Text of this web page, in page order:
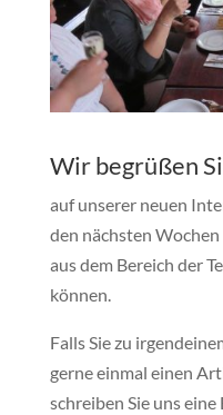
Wir begrüßen
auf unserer neuen
den nächsten
aus dem Bereich der
können.
Falls Sie zu
gerne einmal einen
schreiben Sie uns eine